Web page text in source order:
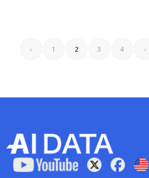
‹ 1 2 3 4 ›